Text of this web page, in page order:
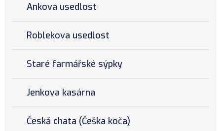
Ankova usedlost
Roblekova usedlost
Staré farmářské sýpky
Jenkova kasárna
Česká chata (Češka koča)